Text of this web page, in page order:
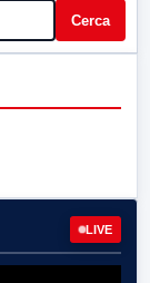
Cerca
LIVE